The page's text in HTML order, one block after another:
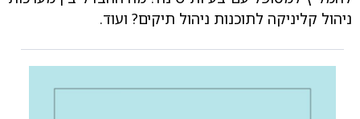
ניהול קליניקה לתוכנות ניהול תיקים? ועוד.